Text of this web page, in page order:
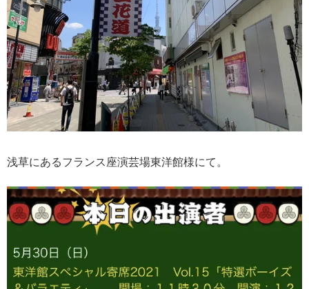
浅草にあるフランス座演芸場東洋館様にて。